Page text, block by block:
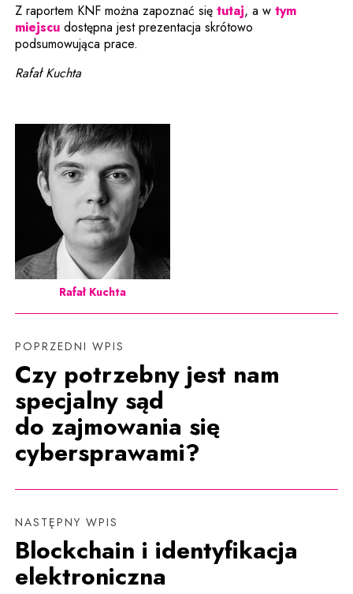
Z raportem KNF można zapoznać siętutajUwaga, link
, a wtym
miejscuUwaga, link zostanie otwarty w nowym oknie
dostępna jest prezentacja skrótowo
podsumowująca prace.
Rafał Kuchta
Rafał Kuchta
POPRZEDNI WPIS
Czy potrzebny jest nam
specjalny sąd
do zajmowania się
cybersprawami?
NASTĘPNY WPIS
Blockchain i identyfikacja
elektroniczna